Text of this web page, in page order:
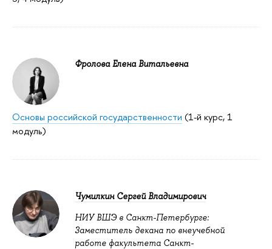
Фролова Елена Витальевна
Основы российской государственности (1-й курс, 1
модуль)
Чумилкин Сергей Владимирович
НИУ ВШЭ в Санкт-Петербурге:
Заместитель декана по внеучебной
работе факультета Санкт-